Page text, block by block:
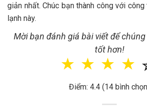
giản nhất. Chúc bạn thành công với
lạnh này.
Mời bạn đánh giá bài viết để
tốt hơn!
☆
☆
☆
☆
Điểm: 4.4 (14 bình